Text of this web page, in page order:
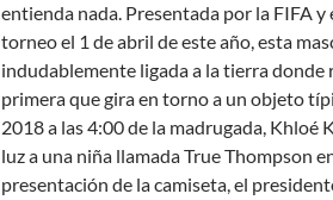
entienda nada. Presentada por la FIFA
torneo el 1 de abril de este año, esta
indudablemente ligada a la tierra donde
primera que gira en torno a un objeto
2018 a las 4:00 de la madrugada, Khloé
luz a una niña llamada True Thompson
presentación de la camiseta, el